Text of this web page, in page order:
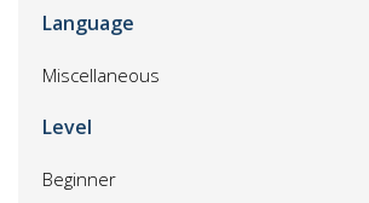
Language
Miscellaneous
Level
Beginner